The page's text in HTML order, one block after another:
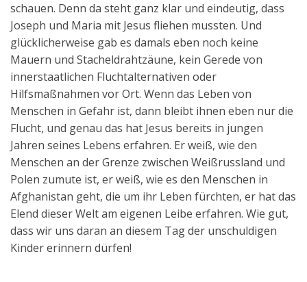
schauen. Denn da steht ganz klar und eindeutig, dass
Joseph und Maria mit Jesus fliehen mussten. Und
glücklicherweise gab es damals eben noch keine
Mauern und Stacheldrahtzäune, kein Gerede von
innerstaatlichen Fluchtalternativen oder
Hilfsmaßnahmen vor Ort. Wenn das Leben von
Menschen in Gefahr ist, dann bleibt ihnen eben nur die
Flucht, und genau das hat Jesus bereits in jungen
Jahren seines Lebens erfahren. Er weiß, wie den
Menschen an der Grenze zwischen Weißrussland und
Polen zumute ist, er weiß, wie es den Menschen in
Afghanistan geht, die um ihr Leben fürchten, er hat das
Elend dieser Welt am eigenen Leibe erfahren. Wie gut,
dass wir uns daran an diesem Tag der unschuldigen
Kinder erinnern dürfen!